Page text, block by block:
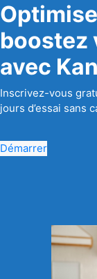
boostez
avec
Inscrivez-vous
jours d’essai sans
Démarrer